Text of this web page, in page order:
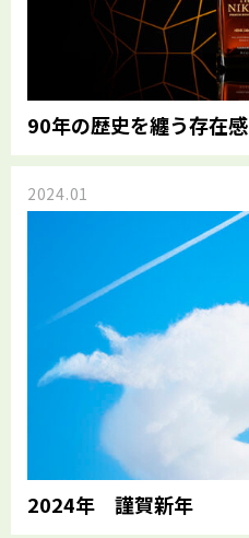
90年の歴史を纏う存在感
2024.01
2024年 謹賀新年